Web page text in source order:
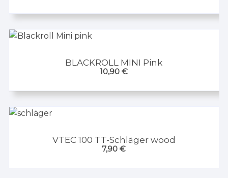
BLACKROLL MINI Pink
10,90€
VTEC 100 TT-Schläger wood
7,90€